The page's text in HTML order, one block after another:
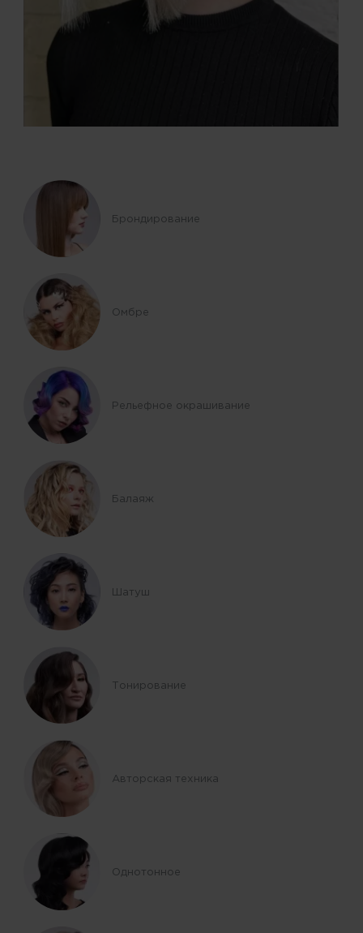
Брондирование
Омбре
Рельефное окрашивание
Балаяж
Шатуш
Тонирование
Авторская техника
Однотонное